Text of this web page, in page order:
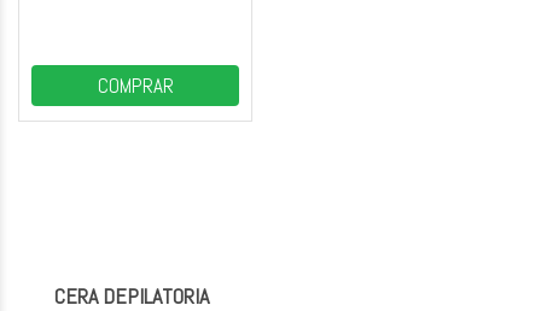
COMPRAR
CERA DEPILATORIA